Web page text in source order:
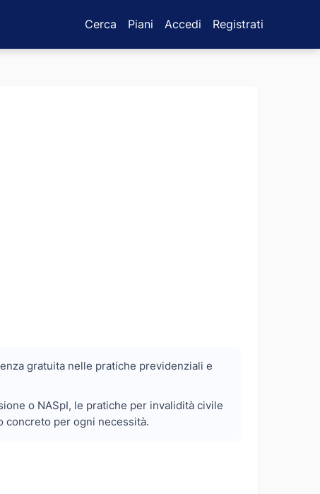
Cerca Piani Accedi Registrati
gratuita nelle pratiche previdenziali e
o NASpI, le pratiche per invalidità civile
concreto per ogni necessità.